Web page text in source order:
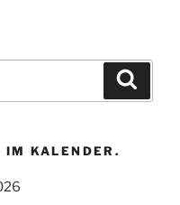
IM KALENDER.